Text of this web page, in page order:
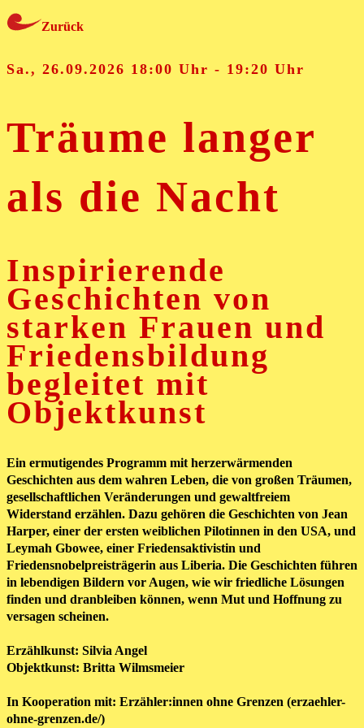
Zurück
Sa., 26.09.2026 18:00 Uhr - 19:20 Uhr
Träume langer
als die Nacht
Inspirierende
Geschichten von
starken Frauen und
Friedensbildung
begleitet mit
Objektkunst
Ein ermutigendes Programm mit herzerwärmenden
Geschichten aus dem wahren Leben, die von großen Träumen,
gesellschaftlichen Veränderungen und gewaltfreiem
Widerstand erzählen. Dazu gehören die Geschichten von Jean
Harper, einer der ersten weiblichen Pilotinnen in den USA, und
Leymah Gbowee, einer Friedensaktivistin und
Friedensnobelpreisträgerin aus Liberia. Die Geschichten führen
in lebendigen Bildern vor Augen, wie wir friedliche Lösungen
finden und dranbleiben können, wenn Mut und Hoffnung zu
versagen scheinen.
Erzählkunst: Silvia Angel
Objektkunst: Britta Wilmsmeier
In Kooperation mit: Erzähler:innen ohne Grenzen (erzaehler-
ohne-grenzen.de/)